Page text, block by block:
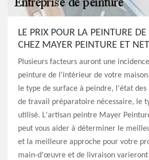
LE PRIX POUR LA PEINTURE DE
CHEZ MAYER PEINTURE ET
Plusieurs facteurs auront une
peinture de l'intérieur de votre
le type de surface à peindre, l'état
de travail préparatoire nécessaire, le
utilisé. L'artisan peintre Mayer
peut vous aider à déterminer le
et la meilleure approche pour votre
main-d'œuvre et de livraison varieront